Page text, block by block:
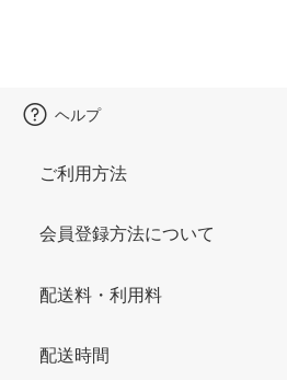
ヘルプ
ご利用方法
会員登録方法について
配送料・利用料
配送時間